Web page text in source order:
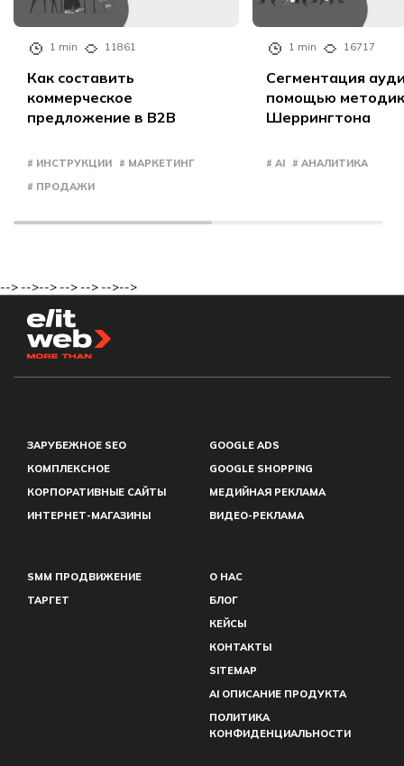
1 min 11861
Как составить
коммерческое
предложение в B2B
# ИНСТРУКЦИИ
# МАРКЕТИНГ
# ПРОДАЖИ
1 min 16717
Сегментация
помощью
Шеррингтона
# AI # АНАЛИТИКА
--> -->--> --> --> -->-->
ЗАРУБЕЖНОЕ SEO
КОМПЛЕКСНОЕ
КОРПОРАТИВНЫЕ САЙТЫ
ИНТЕРНЕТ-МАГАЗИНЫ
GOOGLE ADS
GOOGLE SHOPPING
МЕДИЙНАЯ РЕКЛАМА
ВИДЕО-РЕКЛАМА
SMM ПРОДВИЖЕНИЕ
ТАРГЕТ
О НАС
БЛОГ
КЕЙСЫ
КОНТАКТЫ
SITEMAP
AI ОПИСАНИЕ ПРОДУКТА
ПОЛИТИКА
КОНФИДЕНЦИАЛЬНОСТИ